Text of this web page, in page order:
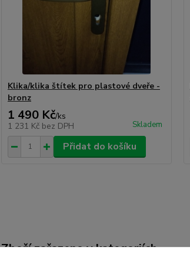
Klika/klika štítek pro plastové dveře -
bronz
1 490 Kč/ks
1 231 Kč bez DPH Skladem
Přidat do košíku
Zboží zařazeno v kategoriích